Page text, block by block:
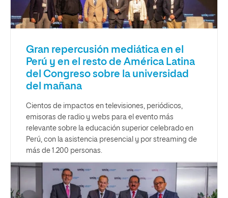
Gran repercusión mediática en el
Perú y en el resto de América Latina
del Congreso sobre la universidad
del mañana
Cientos de impactos en televisiones, periódicos,
emisoras de radio y webs para el evento más
relevante sobre la educación superior celebrado en
Perú, con la asistencia presencial y por streaming de
más de 1.200 personas.